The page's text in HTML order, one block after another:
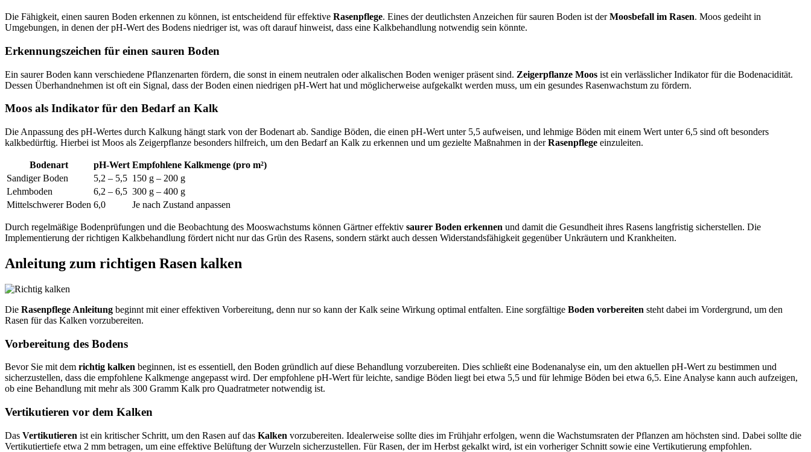
Die Fähigkeit, einen sauren Boden erkennen zu können, ist entscheidend für effektive Rasenpflege. Eines der deutlichsten Anzeichen für sauren Boden ist derMoosbefall im Rasen. Moos gedeiht in
Umgebungen, in denen der pH-Wert des Bodens niedriger ist, was oft darauf hinweist, dass eine Kalkbehandlung notwendig sein könnte.
Erkennungszeichen für einen sauren Boden
Ein saurer Boden kann verschiedene Pflanzenarten fördern, die sonst in einem neutralen oder alkalischen Boden weniger präsent sind. Zeigerpflanze Moos ist ein verlässlicher Indikator für die Bodenacidität.
Dessen Überhandnehmen ist oft ein Signal, dass der Boden einen niedrigen pH-Wert hat und möglicherweise aufgekalkt werden muss, um ein gesundes Rasenwachstum zu fördern.
Moos als Indikator für den Bedarf an Kalk
Die Anpassung des pH-Wertes durch Kalkung hängt stark von der Bodenart ab. Sandige Böden, die einen pH-Wert unter 5,5 aufweisen, und lehmige Böden mit einem Wert unter 6,5 sind oft besonders
kalkbedürftig. Hierbei ist Moos als Zeigerpflanze besonders hilfreich, um den Bedarf an Kalk zu erkennen und um gezielte Maßnahmen in derRasenpflege einzuleiten.
Bodenart pH-Wert Empfohlene Kalkmenge (pro m²)
Sandiger Boden
5,2 – 5,5 150 g – 200 g
Lehmboden
6,2 – 6,5 300 g – 400 g
Mittelschwerer Boden 6,0 Je nach Zustand anpassen
Durch regelmäßige Bodenprüfungen und die Beobachtung des Mooswachstums können Gärtner effektiv saurer Boden erkennen und damit die Gesundheit ihres Rasens langfristig sicherstellen. Die
Implementierung der richtigen Kalkbehandlung fördert nicht nur das Grün des Rasens, sondern stärkt auch dessen Widerstandsfähigkeit gegenüber Unkräutern und Krankheiten.
Anleitung zum richtigen Rasen kalken
Die Rasenpflege Anleitung beginnt mit einer effektiven Vorbereitung, denn nur so kann der Kalk seine Wirkung optimal entfalten. Eine sorgfältige Boden vorbereiten steht dabei im Vordergrund, um den
Rasen für das Kalken vorzubereiten.
Vorbereitung des Bodens
Bevor Sie mit dem richtig kalken beginnen, ist es essentiell, den Boden gründlich auf diese Behandlung vorzubereiten. Dies schließt eine Bodenanalyse ein, um den aktuellen pH-Wert zu bestimmen und
sicherzustellen, dass die empfohlene Kalkmenge angepasst wird. Der empfohlene pH-Wert für leichte, sandige Böden liegt bei etwa 5,5 und für lehmige Böden bei etwa 6,5. Eine Analyse kann auch aufzeigen,
ob eine Behandlung mit mehr als 300 Gramm Kalk pro Quadratmeter notwendig ist.
Vertikutieren vor dem Kalken
Das Vertikutieren ist ein kritischer Schritt, um den Rasen auf das Kalken vorzubereiten. Idealerweise sollte dies im Frühjahr erfolgen, wenn die Wachstumsraten der Pflanzen am höchsten sind. Dabei sollte die
Vertikutiertiefe etwa 2 mm betragen, um eine effektive Belüftung der Wurzeln sicherzustellen. Für Rasen, der im Herbst gekalkt wird, ist ein vorheriger Schnitt sowie eine Vertikutierung empfohlen.